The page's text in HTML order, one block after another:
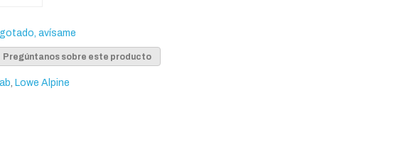
avísame
Pregúntanos sobre este producto
, Lowe Alpine